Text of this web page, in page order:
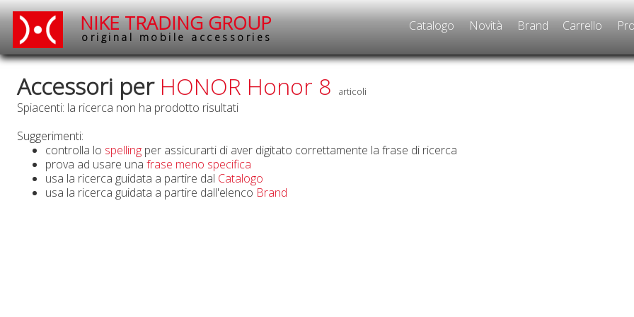
NIKE TRADING GROUP
original mobile accessories
Catalogo Novità Brand Carrello
Accessori per HONOR Honor 8 articoli
Spiacenti: la ricerca non ha prodotto risultati
Suggerimenti:
controlla lo spelling per assicurarti di aver digitato correttamente la frase di ricerca
prova ad usare una frase meno specifica
usa la ricerca guidata a partire dal Catalogo
usa la ricerca guidata a partire dall'elenco Brand